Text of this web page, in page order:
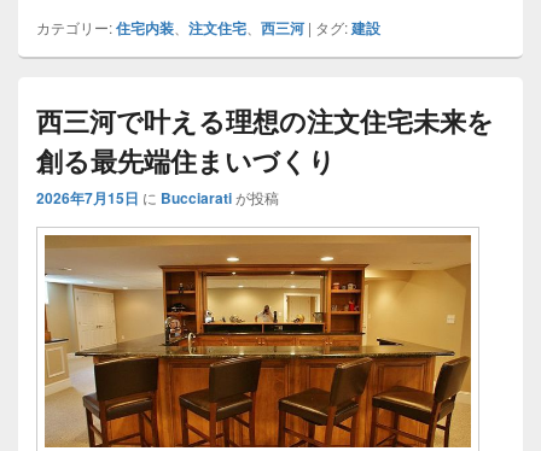
カテゴリー:住宅内装 注文住宅 西三河 | タグ:建設
西三河で叶える理想の注文住宅未来を
創る最先端住まいづくり
2026年7月15日 に Bucciaratiが投稿